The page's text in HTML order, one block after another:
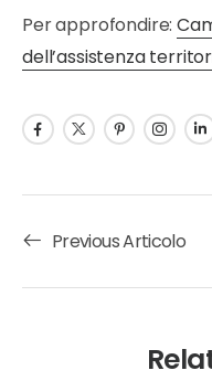
Per approfondire:
dell’assistenza
Previous Articolo